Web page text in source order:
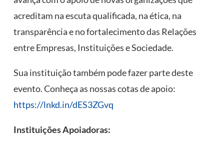
acreditam na escuta qualificada, na ética, na
transparência e no fortalecimento das Relações
entre Empresas, Instituições e Sociedade.
Sua instituição também pode fazer parte deste
evento. Conheça as nossas cotas de apoio:
https://lnkd.in/dES3ZGvq
Instituições Apoiadoras: